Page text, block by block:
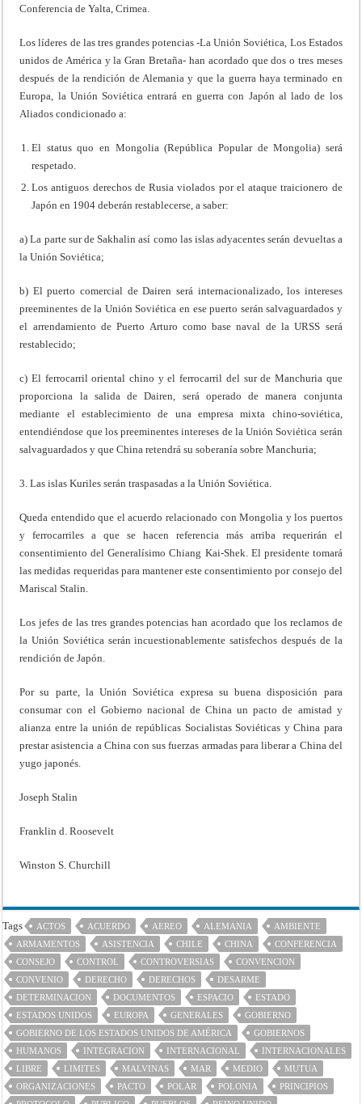
Conferencia de Yalta, Crimea.
Los líderes de las tres grandes potencias -La Unión Soviética, Los Estados
unidos de América y la Gran Bretaña- han acordado que dos o tres meses
después de la rendición de Alemania y que la guerra haya terminado en
Europa, la Unión Soviética entrará en guerra con Japón al lado de los
Aliados condicionado a:
El status quo en Mongolia (República Popular de Mongolia) será
respetado.
Los antiguos derechos de Rusia violados por el ataque traicionero de
Japón en 1904 deberán restablecerse, a saber:
a) La parte sur de Sakhalin así como las islas adyacentes serán devueltas a
la Unión Soviética;
b) El puerto comercial de Dairen será internacionalizado, los intereses
preeminentes de la Unión Soviética en ese puerto serán salvaguardados y
el arrendamiento de Puerto Arturo como base naval de la URSS será
restablecido;
c) El ferrocarril oriental chino y el ferrocarril del sur de Manchuria que
proporciona la salida de Dairen, será operado de manera conjunta
mediante el establecimiento de una empresa mixta chino-soviética,
entendiéndose que los preeminentes intereses de la Unión Soviética serán
salvaguardados y que China retendrá su soberanía sobre Manchuria;
3. Las islas Kuriles serán traspasadas a la Unión Soviética.
Queda entendido que el acuerdo relacionado con Mongolia y los puertos
y ferrocarriles a que se hacen referencia más arriba requerirán el
consentimiento del Generalísimo Chiang Kai-Shek. El presidente tomará
las medidas requeridas para mantener este consentimiento por consejo del
Mariscal Stalin.
Los jefes de las tres grandes potencias han acordado que los reclamos de
la Unión Soviética serán incuestionablemente satisfechos después de la
rendición de Japón.
Por su parte, la Unión Soviética expresa su buena disposición para
consumar con el Gobierno nacional de China un pacto de amistad y
alianza entre la unión de repúblicas Socialistas Soviéticas y China para
prestar asistencia a China con sus fuerzas armadas para liberar a China del
yugo japonés.
Joseph Stalin
Franklin d. Roosevelt
Winston S. Churchill
Tags ACTOS ACUERDO AEREO ALEMANIA
AMBIENTE
ARMAMENTOS
ASISTENCIA CHILE CHINA
CONFERENCIA
CONSEJO
CONTROL CONTROVERSIAS
CONVENCION
CONVENIO
DERECHO DERECHOS
DESARME
DETERMINACION
DOCUMENTOS ESPACIO
ESTADO
ESTADOS UNIDOS
EUROPA GENERALES
GOBIERNO
GOBIERNO DE LOS ESTADOS UNIDOS DE AMÉRICA
GOBIERNOS
HUMANOS
INTEGRACION INTERNACIONAL
INTERNACIONALES
LIBRE
LIMITES MALVINAS MAR MEDIO
MUTUA
ORGANIZACIONES
PACTO POLAR POLONIA
PRINCIPIOS